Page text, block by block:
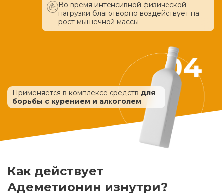
Во время интенсивной физической
нагрузки благотворно воздействует на
рост мышечной массы
Применяется в комплексе средств для
борьбы с курением и алкоголем
Как действует
Адеметионин изнутри?